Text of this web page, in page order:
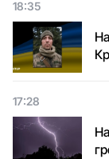
18:35
17:28